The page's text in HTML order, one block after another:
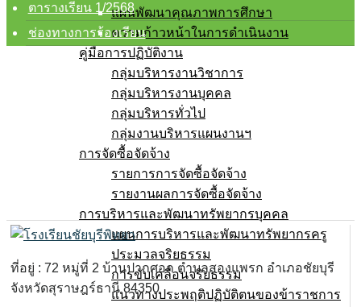
แผนพัฒนาคุณภาพการศึกษา
ความก้าวหน้าในการดำเนินงาน
คู่มือการปฏิบัติงาน
กลุ่มบริหารงานวิชาการ
กลุ่มบริหารงานบุคคล
กลุ่มบริหารทั่วไป
กลุ่มงานบริหารแผนงานฯ
การจัดซื้อจัดจ้าง
รายการการจัดซื้อจัดจ้าง
รายงานผลการจัดซื้อจัดจ้าง
การบริหารและพัฒนาทรัพยากรบุคคล
แผนการบริหารและพัฒนาทรัพยากรครู
ประมวลจริยธรรม
การขับเคลื่อนจริยธรรม
แนวทางประพฤติปฏิบัติตนของข้าราชการ
ตารางเรียน 1/2568
ช่องทางการร้องเรียน
ที่อยู่ : 72 หมู่ที่ 2 บ้านปากศอก ตำบลสองแพรก อำเภอชัยบุรี
จังหวัดสุราษฎร์ธานี 84350